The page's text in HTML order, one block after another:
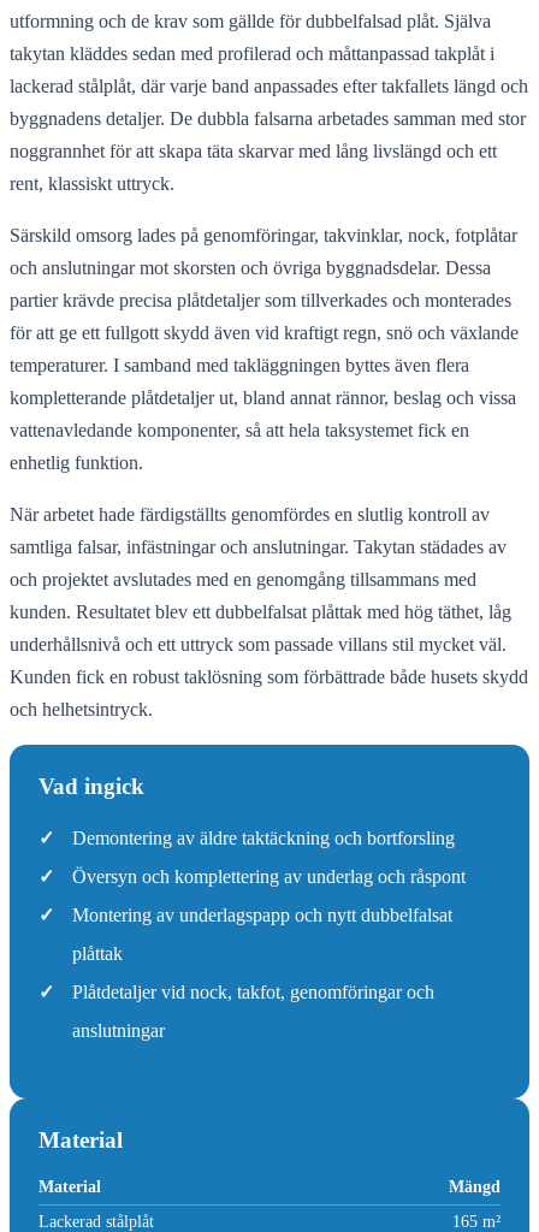
utformning och de krav som gällde för dubbelfalsad plåt. Själva
takytan kläddes sedan med profilerad och måttanpassad takplåt i
lackerad stålplåt, där varje band anpassades efter takfallets längd och
byggnadens detaljer. De dubbla falsarna arbetades samman med stor
noggrannhet för att skapa täta skarvar med lång livslängd och ett
rent, klassiskt uttryck.
Särskild omsorg lades på genomföringar, takvinklar, nock, fotplåtar
och anslutningar mot skorsten och övriga byggnadsdelar. Dessa
partier krävde precisa plåtdetaljer som tillverkades och monterades
för att ge ett fullgott skydd även vid kraftigt regn, snö och växlande
temperaturer. I samband med takläggningen byttes även flera
kompletterande plåtdetaljer ut, bland annat rännor, beslag och vissa
vattenavledande komponenter, så att hela taksystemet fick en
enhetlig funktion.
När arbetet hade färdigställts genomfördes en slutlig kontroll av
samtliga falsar, infästningar och anslutningar. Takytan städades av
och projektet avslutades med en genomgång tillsammans med
kunden. Resultatet blev ett dubbelfalsat plåttak med hög täthet, låg
underhållsnivå och ett uttryck som passade villans stil mycket väl.
Kunden fick en robust taklösning som förbättrade både husets skydd
och helhetsintryck.
Vad ingick
✓
Demontering av äldre taktäckning och bortforsling
✓
Översyn och komplettering av underlag och råspont
✓
Montering av underlagspapp och nytt dubbelfalsat
plåttak
✓
Plåtdetaljer vid nock, takfot, genomföringar och
anslutningar
Material
Material
Mängd
Lackerad stålplåt
165 m²